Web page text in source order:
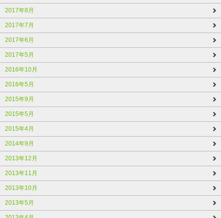
2017年8月
2017年7月
2017年6月
2017年5月
2016年10月
2016年5月
2015年9月
2015年5月
2015年4月
2014年9月
2013年12月
2013年11月
2013年10月
2013年5月